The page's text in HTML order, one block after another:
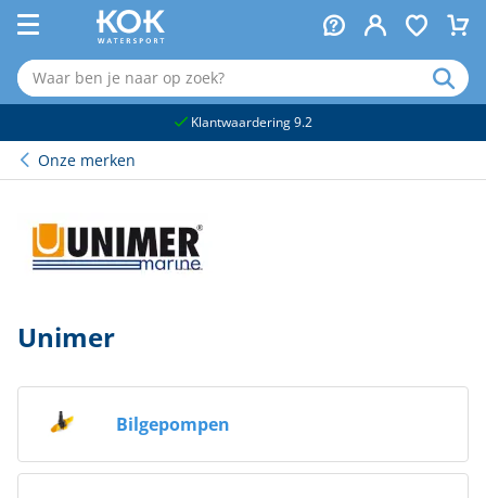
Klantwaardering 9.2
Onze merken
Unimer
Bilgepompen